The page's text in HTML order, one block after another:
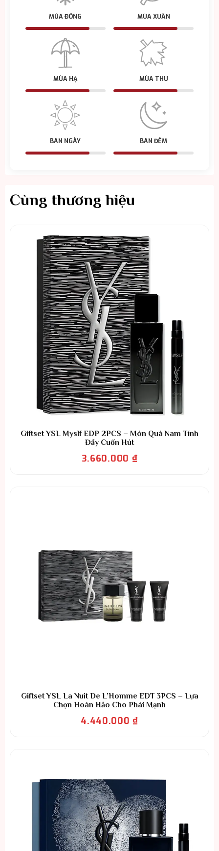
MÙA ĐÔNG MÙA XUÂN
MÙA HẠ MÙA THU
BAN NGÀY BAN ĐÊM
Cùng thương hiệu
Giftset YSL Myslf EDP 2PCS – Món Quà Nam Tính
Đầy Cuốn Hút
3.660.000 ₫
Giftset YSL La Nuit De L’Homme EDT 3PCS – Lựa
Chọn Hoàn Hảo Cho Phái Mạnh
4.440.000₫